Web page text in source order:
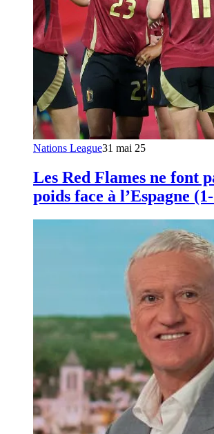
Nations League31 mai 25
Les Red Flames ne font
poids face à l’Espagne